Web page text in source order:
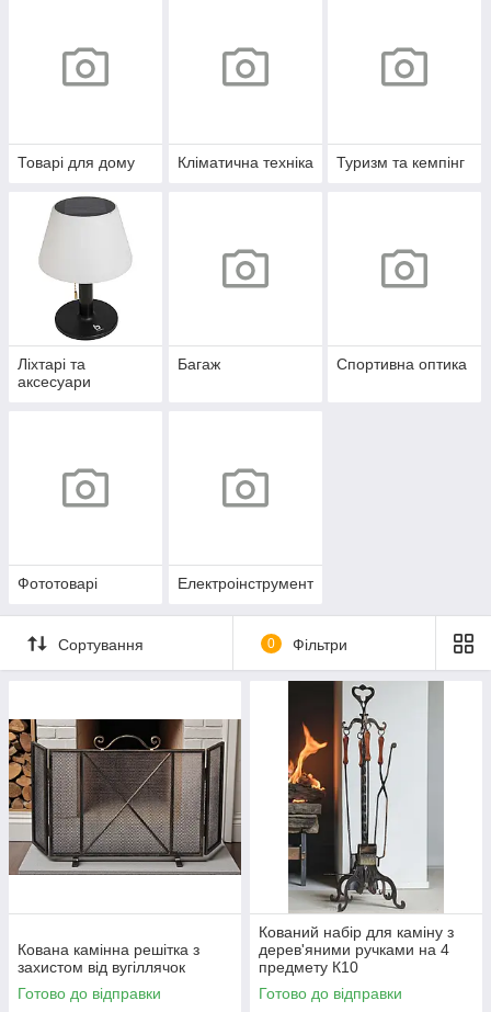
Товарі для дому Кліматична техніка Туризм та кемпінг
Ліхтарі та
аксесуари
Багаж Спортивна оптика
Фототоварі Електроінструмент
Сортування 0 Фільтри
Кована камінна решітка з
захистом від вугіллячок
Готово до відправки
Кований набір для каміну з
дерев'яними ручками на 4
предмету К10
Готово до відправки